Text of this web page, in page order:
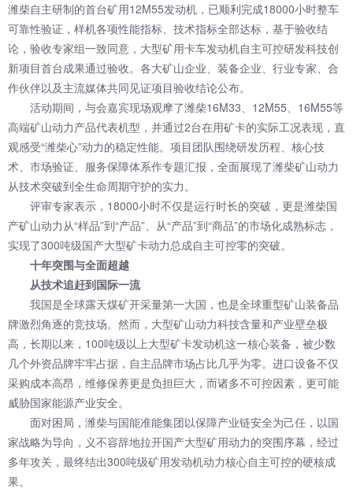
潍柴自主研制的首台矿用12M55发动机，已顺利完成18000小时整车
可靠性验证，样机各项性能指标、技术指标全部达标，基于验收结
论，验收专家组一致同意，大型矿用卡车发动机自主可控研发科技创
新项目首台成果通过验收。各大矿山企业、装备企业、行业专家、合
作伙伴以及主流媒体共同见证项目验收结论公布。
活动期间，与会嘉宾现场观摩了潍柴16M33、12M55、16M55等
高端矿山动力产品代表机型，并通过2台在用矿卡的实际工况表现，直
观感受“潍柴心”动力的稳定性能。项目团队围绕研发历程、核心技
术、市场验证、服务保障体系作专题汇报，全面展现了潍柴矿山动力
从技术突破到全生命周期守护的实力。
评审专家表示，18000小时不仅是运行时长的突破，更是潍柴国
产矿山动力从“样品”到“产品”、从“产品”到“商品”的市场化成熟标志，
实现了300吨级国产大型矿卡动力总成自主可控零的突破。
十年突围与全面超越
从技术追赶到国际一流
我国是全球露天煤矿开采量第一大国，也是全球重型矿山装备品
牌激烈角逐的竞技场。然而，大型矿山动力科技含量和产业壁垒极
高，长期以来，100吨级以上大型矿卡发动机这一核心装备，被少数
几个外资品牌牢牢占据，自主品牌市场占比几乎为零。进口设备不仅
采购成本高昂，维修保养更是负担巨大，而诸多不可控因素，更可能
威胁国家能源产业安全。
面对困局，潍柴与国能准能集团以保障产业链安全为己任，以国
家战略为导向，义不容辞地拉开国产大型矿用动力的突围序幕，经过
多年攻关，最终结出300吨级矿用发动机动力核心自主可控的硬核成
果。